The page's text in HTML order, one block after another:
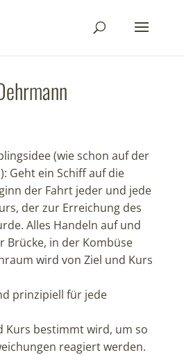
(wie schon auf der
Geht ein Schiff auf die
der Fahrt jeder und jede
der zur Erreichung des
Alles Handeln auf und
Brücke, in der Kombüse
wird von Ziel und Kurs
prinzipiell für jede
Kurs bestimmt wird, um so
reagiert werden.